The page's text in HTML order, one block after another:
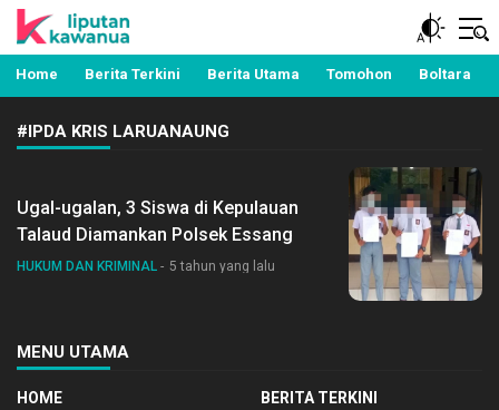
Liputan Kawanua
Berita Manado, Sulawesi Utara, Kawanua, Politik,
Pemerintahan, Hukum Kriminal dan Nasional
Home Berita Terkini Berita Utama Tomohon Boltara
#IPDA KRIS LARUANAUNG
Ugal-ugalan, 3 Siswa di Kepulauan
Talaud Diamankan Polsek Essang
HUKUM DAN KRIMINAL 5 tahun yang lalu
MENU UTAMA
HOME
BERITA TERKINI